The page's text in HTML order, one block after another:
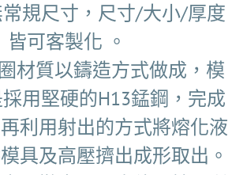
規尺寸，尺寸/大小/厚度
皆可客製化 。
材質以鑄造方式做成，模
用堅硬的H13錳鋼，完成
利用射出的方式將熔化液
具及高壓擠出成形取出。